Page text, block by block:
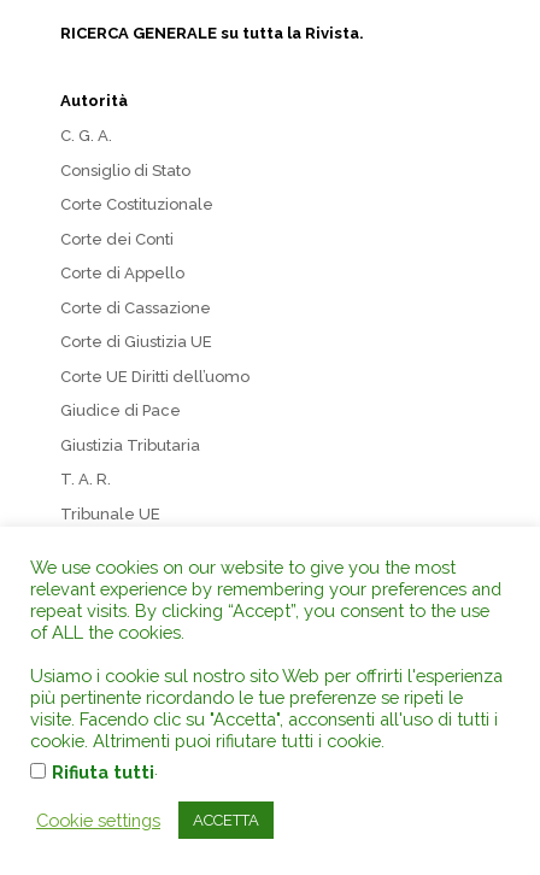
RICERCA GENERALE su tutta la Rivista.
Autorità
C. G. A.
Consiglio di Stato
Corte Costituzionale
Corte dei Conti
Corte di Appello
Corte di Cassazione
Corte di Giustizia UE
Corte UE Diritti dell’uomo
Giudice di Pace
Giustizia Tributaria
T. A. R.
Tribunale UE
Categorie – Tag
231
Acqua – Inquinamento idrico
Agricoltura e zootecnia
Appalti
Aree protette
Armi
We use cookies on our website to give you the most
relevant experience by remembering your preferences and
repeat visits. By clicking “Accept”, you consent to the use
of ALL the cookies.
Usiamo i cookie sul nostro sito Web per offrirti l'esperienza
più pertinente ricordando le tue preferenze se ripeti le
visite. Facendo clic su "Accetta", acconsenti all'uso di tutti i
cookie. Altrimenti puoi rifiutare tutti i cookie.
Rifiuta tutti
Cookie settings ACCETTA